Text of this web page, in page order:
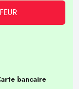
bancaire